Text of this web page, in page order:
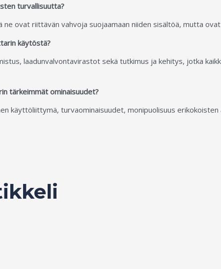
turvallisuutta?
ovat riittävän vahvoja suojaamaan niiden sisältöä, mutta
käytöstä?
laadunvalvontavirastot sekä tutkimus ja kehitys, jotka
tärkeimmät ominaisuudet?
käyttöliittymä, turvaominaisuudet, monipuolisuus